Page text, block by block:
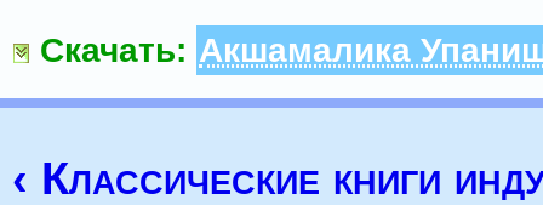
Скачать: Акшамалика
‹ Классические книги